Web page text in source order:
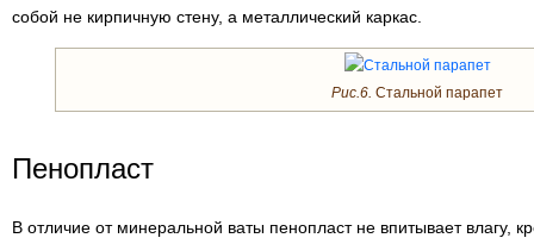
собой не кирпичную стену, а металлический каркас.
Рис.6. Стальной парапет
Пенопласт
В отличие от минеральной ваты пенопласт не впитывает влагу,